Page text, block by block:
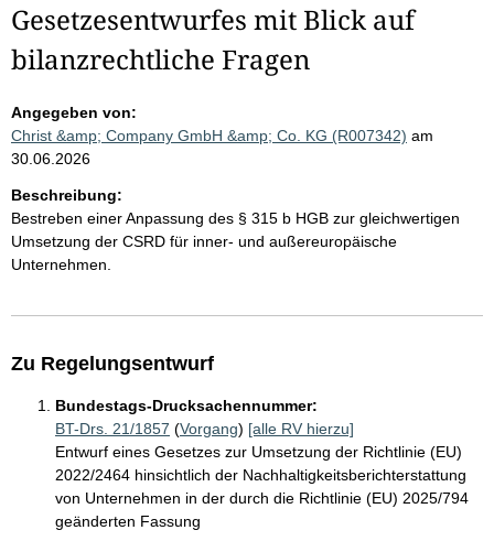
Gesetzesentwurfes mit Blick auf
bilanzrechtliche Fragen
Angegeben von:
Christ &amp; Company GmbH &amp; Co. KG (R007342) am
30.06.2026
Beschreibung:
Bestreben einer Anpassung des § 315 b HGB zur gleichwertigen
Umsetzung der CSRD für inner- und außereuropäische
Unternehmen.
Zu Regelungsentwurf
Bundestags-Drucksachennummer:
BT-Drs. 21/1857 (Vorgang) [alle RV hierzu]
Entwurf eines Gesetzes zur Umsetzung der Richtlinie (EU)
2022/2464 hinsichtlich der Nachhaltigkeitsberichterstattung
von Unternehmen in der durch die Richtlinie (EU) 2025/794
geänderten Fassung